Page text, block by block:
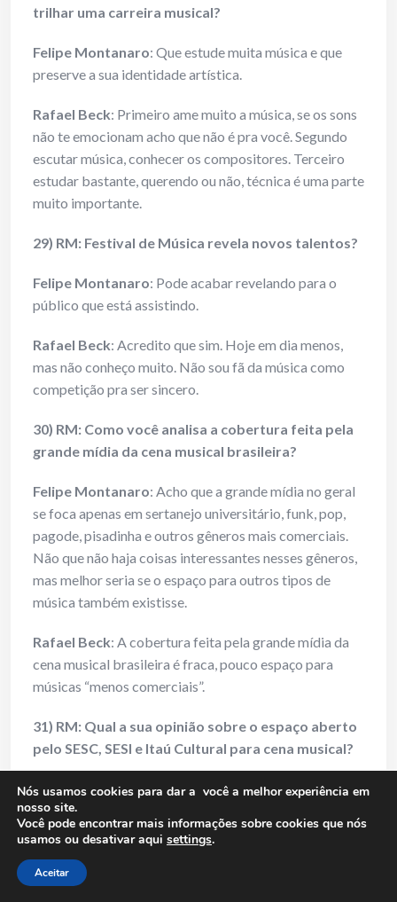
trilhar uma carreira musical?
Felipe Montanaro: Que estude muita música e que
preserve a sua identidade artística.
Rafael Beck: Primeiro ame muito a música, se os sons
não te emocionam acho que não é pra você. Segundo
escutar música, conhecer os compositores. Terceiro
estudar bastante, querendo ou não, técnica é uma parte
muito importante.
29) RM: Festival de Música revela novos talentos?
Felipe Montanaro: Pode acabar revelando para o
público que está assistindo.
Rafael Beck: Acredito que sim. Hoje em dia menos,
mas não conheço muito. Não sou fã da música como
competição pra ser sincero.
30) RM: Como você analisa a cobertura feita pela
grande mídia da cena musical brasileira?
Felipe Montanaro: Acho que a grande mídia no geral
se foca apenas em sertanejo universitário, funk, pop,
pagode, pisadinha e outros gêneros mais comerciais.
Não que não haja coisas interessantes nesses gêneros,
mas melhor seria se o espaço para outros tipos de
música também existisse.
Rafael Beck: A cobertura feita pela grande mídia da
cena musical brasileira é fraca, pouco espaço para
músicas “menos comerciais”.
31) RM: Qual a sua opinião sobre o espaço aberto
pelo SESC, SESI e Itaú Cultural para cena musical?
Felipe Montanaro: Acho ótimo. Melhor seria se
existissem mais espaços como esses.
: Uma das melhores coisas que existe a
nível cultural no Brasil.
Nós usamos cookies para dar a você a melhor experiência em
nosso site.
Você pode encontrar mais informações sobre cookies que nós
usamos ou desativar aqui settings.
Aceitar